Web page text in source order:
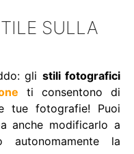
SULLA
gli stili fotografici
ti consentono di
tue fotografie! Puoi
anche modificarlo a
autonomamente la